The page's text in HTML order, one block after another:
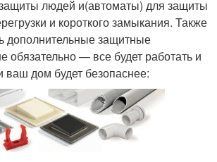
людей и(автоматы) для защиты
и короткого замыкания. Также
дополнительные защитные
обязательно — все будет работать и
ваш дом будет безопаснее: